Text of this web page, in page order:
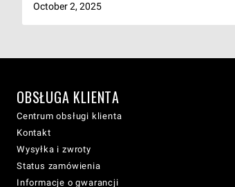
October 2, 2025
OBSŁUGA KLIENTA
Centrum obsługi klienta
Kontakt
Wysyłka i zwroty
Status zamówienia
Informacje o gwarancji